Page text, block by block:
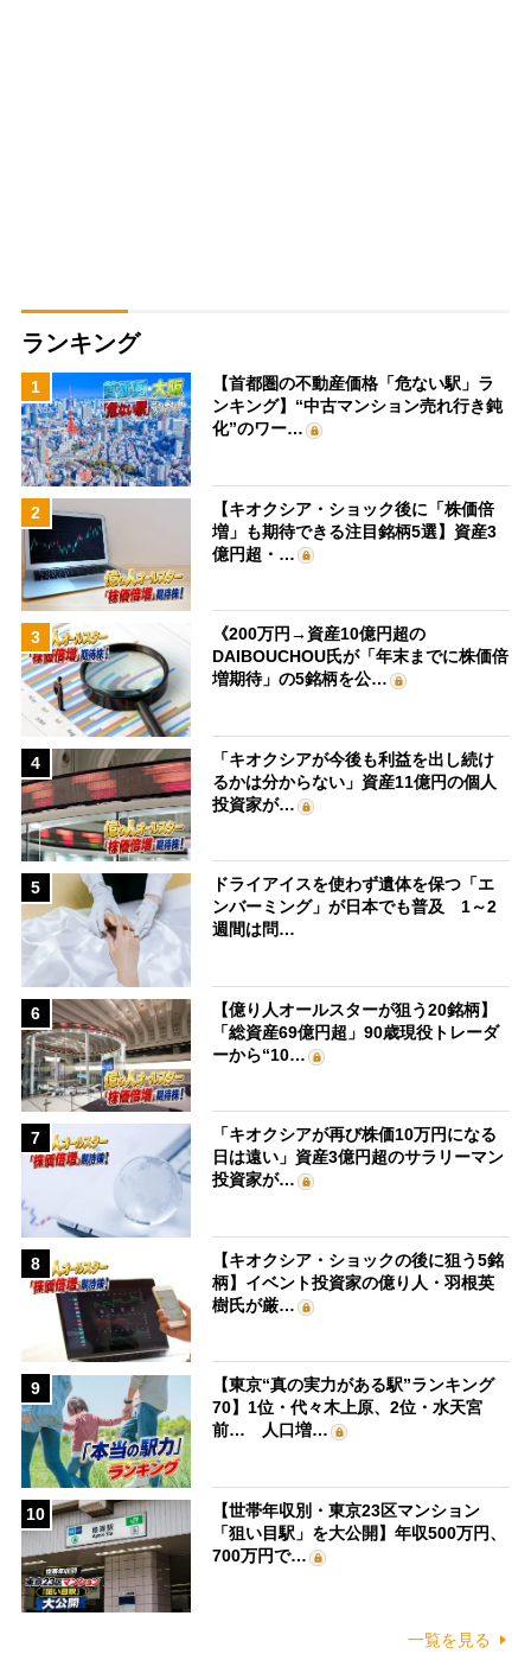
ランキング
1
【首都圏の不動産価格「危ない駅」ラ
ンキング】“中古マンション売れ行き鈍
化”のワー…
2
【キオクシア・ショック後に「株価倍
増」も期待できる注目銘柄5選】資産3
億円超・…
3
《200万円→資産10億円超の
DAIBOUCHOU氏が「年末までに株価倍
増期待」の5銘柄を公…
4
「キオクシアが今後も利益を出し続け
るかは分からない」資産11億円の個人
投資家が…
5
ドライアイスを使わず遺体を保つ「エ
ンバーミング」が日本でも普及 1～2
週間は問…
6
【億り人オールスターが狙う20銘柄】
「総資産69億円超」90歳現役トレーダ
ーから“10…
7
「キオクシアが再び株価10万円になる
日は遠い」資産3億円超のサラリーマン
投資家が…
8
【キオクシア・ショックの後に狙う5銘
柄】イベント投資家の億り人・羽根英
樹氏が厳…
9
【東京“真の実力がある駅”ランキング
70】1位・代々木上原、2位・水天宮
前… 人口増…
10
【世帯年収別・東京23区マンション
「狙い目駅」を大公開】年収500万円、
700万円で…
一覧を見る